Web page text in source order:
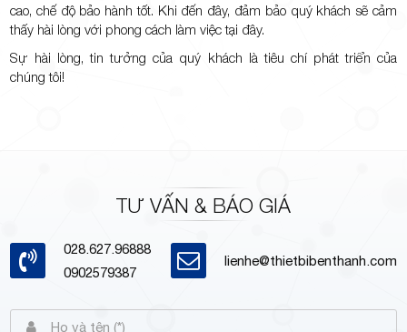
cao, chế độ bảo hành tốt. Khi đến đây, đảm bảo quý khách sẽ cảm
thấy hài lòng với phong cách làm việc tại đây.
Sự hài lòng, tin tưởng của quý khách là tiêu chí phát triển của
chúng tôi!
TƯ VẤN & BÁO GIÁ
028.627.96888
0902579387
lienhe@thietbibenthanh.com